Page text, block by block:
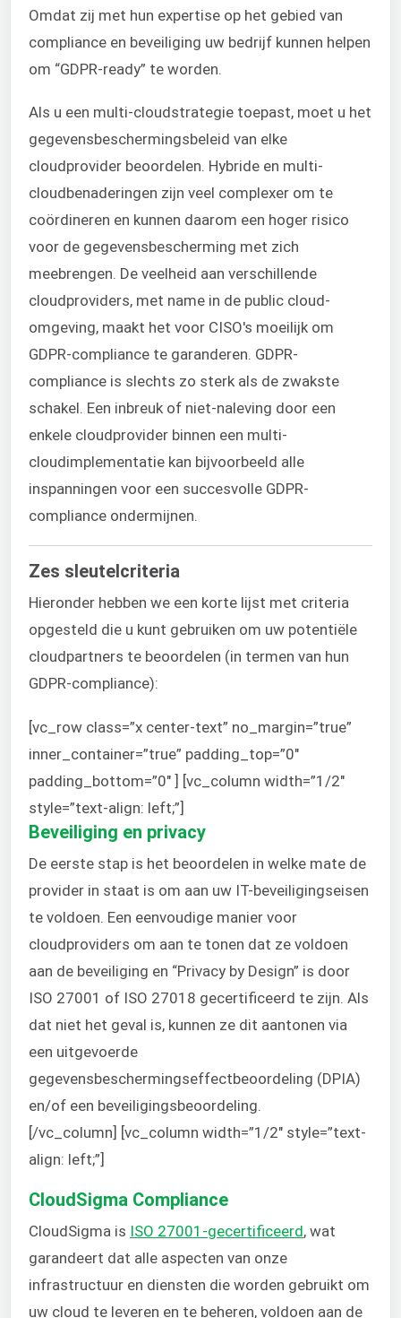
Omdat zij met hun expertise op het gebied van
compliance en beveiliging uw bedrijf kunnen helpen
om “GDPR-ready” te worden.
Als u een multi-cloudstrategie toepast, moet u het
gegevensbeschermingsbeleid van elke
cloudprovider beoordelen. Hybride en multi-
cloudbenaderingen zijn veel complexer om te
coördineren en kunnen daarom een hoger risico
voor de gegevensbescherming met zich
meebrengen. De veelheid aan verschillende
cloudproviders, met name in de public cloud-
omgeving, maakt het voor CISO's moeilijk om
GDPR-compliance te garanderen. GDPR-
compliance is slechts zo sterk als de zwakste
schakel. Een inbreuk of niet-naleving door een
enkele cloudprovider binnen een multi-
cloudimplementatie kan bijvoorbeeld alle
inspanningen voor een succesvolle GDPR-
compliance ondermijnen.
Zes sleutelcriteria
Hieronder hebben we een korte lijst met criteria
opgesteld die u kunt gebruiken om uw potentiële
cloudpartners te beoordelen (in termen van hun
GDPR-compliance):
[vc_row class=”x center-text” no_margin=”true”
inner_container=”true” padding_top=”0″
padding_bottom=”0″ ] [vc_column width=”1/2″
style=”text-align: left;”]
Beveiliging en privacy
De eerste stap is het beoordelen in welke mate de
provider in staat is om aan uw IT-beveiligingseisen
te voldoen. Een eenvoudige manier voor
cloudproviders om aan te tonen dat ze voldoen
aan de beveiliging en “Privacy by Design” is door
ISO 27001 of ISO 27018 gecertificeerd te zijn. Als
dat niet het geval is, kunnen ze dit aantonen via
een uitgevoerde
gegevensbeschermingseffectbeoordeling (DPIA)
en/of een beveiligingsbeoordeling.
[/vc_column] [vc_column width=”1/2″ style=”text-
align: left;”]
CloudSigma Compliance
CloudSigma is ISO 27001-gecertificeerd, wat
garandeert dat alle aspecten van onze
infrastructuur en diensten die worden gebruikt om
uw cloud te leveren en te beheren, voldoen aan de